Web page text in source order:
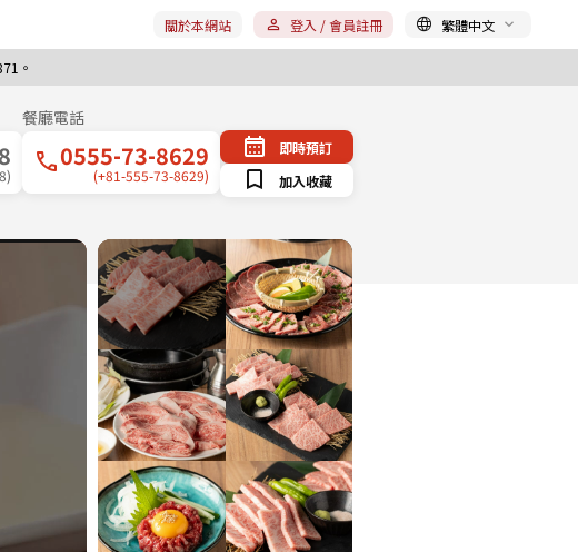
。
關於本網站 登入 / 會員註冊 繁體中文
餐廳電話
0555-73-8629
(+81-555-73-8629)
即時預訂
加入收藏